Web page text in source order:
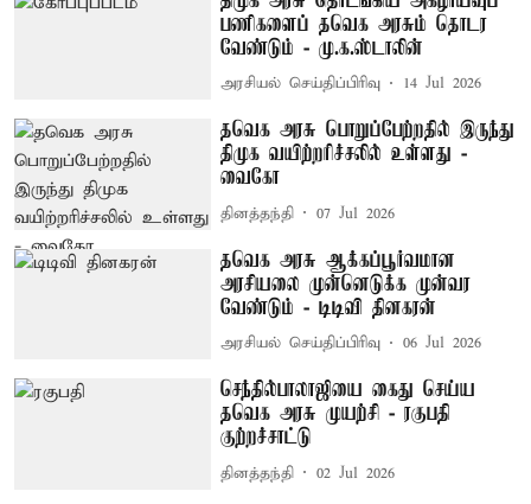
பணிகளைப் தவெக அரசும் தொடர
வேண்டும் - மு.க.ஸ்டாலின்
அரசியல் செய்திப்பிரிவு 14 Jul 2026
தவெக அரசு பொறுப்பேற்றதில் இருந்து
திமுக வயிற்றரிச்சலில் உள்ளது -
வைகோ
தினத்தந்தி 07 Jul 2026
தவெக அரசு ஆக்கப்பூர்வமான
அரசியலை முன்னெடுக்க முன்வர
வேண்டும் - டிடிவி தினகரன்
அரசியல் செய்திப்பிரிவு 06 Jul 2026
செந்தில்பாலாஜியை கைது செய்ய
தவெக அரசு முயற்சி - ரகுபதி
குற்றச்சாட்டு
தினத்தந்தி 02 Jul 2026